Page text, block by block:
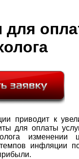
приводит к
для оплаты
изменении
инфляции